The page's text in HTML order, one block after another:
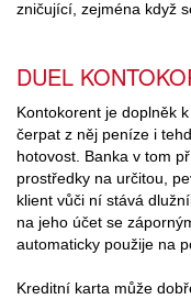
zničující, zejména když
DUEL
Kontokorent je doplněk
čerpat z něj peníze i
hotovost. Banka v tom
prostředky na určitou,
klient vůči ní stává
na jeho účet se
automaticky použije na
Kreditní karta může